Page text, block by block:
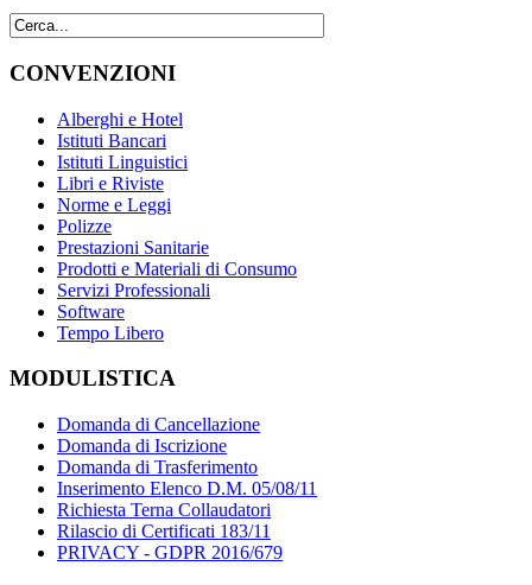
CONVENZIONI
Alberghi e Hotel
Istituti Bancari
Istituti Linguistici
Libri e Riviste
Norme e Leggi
Polizze
Prestazioni Sanitarie
Prodotti e Materiali di Consumo
Servizi Professionali
Software
Tempo Libero
MODULISTICA
Domanda di Cancellazione
Domanda di Iscrizione
Domanda di Trasferimento
Inserimento Elenco D.M. 05/08/11
Richiesta Terna Collaudatori
Rilascio di Certificati 183/11
PRIVACY - GDPR 2016/679